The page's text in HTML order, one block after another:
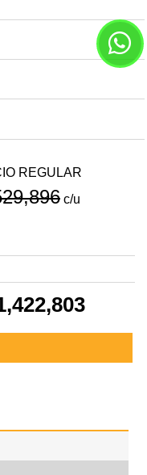
REGULAR
c/u